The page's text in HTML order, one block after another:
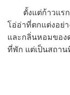
ตั้งแต่ก้าวแรกที่
โอ่อ่าที่ตกแต่งอย่
และกลิ่นหอมของ
ที่พัก แต่เป็นสถาน